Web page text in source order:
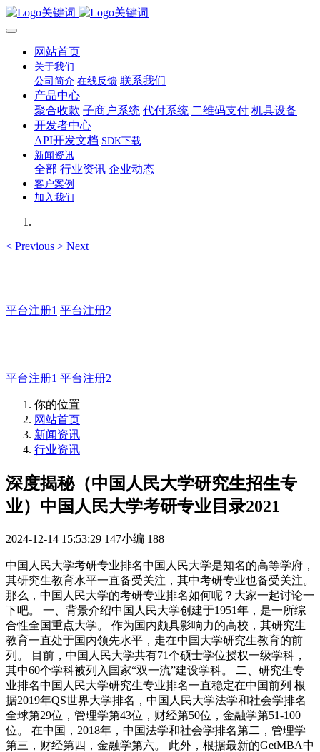
网站首页
关于我们
公司简介 在线反馈 联系我们
产品中心
聚合收款 子商户系统 代付系统 二维码支付 机具设备
开发者中心
API开发文档 SDK下载
新闻资讯
全部 行业资讯 企业动态
客户案例
加入我们
< Previous > Next
平台注册1 平台注册2
平台注册1 平台注册2
你的位置
网站首页
新闻资讯
行业资讯
深度揭秘（中国人民大学研究生招生专
业）中国人民大学考研专业目录2021
2024-12-14 15:53:29 147小编 188
中国人民大学考研专业排名中国人民大学是知名的高等学府，
其研究生教育水平一直备受关注，其中考研专业也备受关注。
那么，中国人民大学的考研专业排名如何呢？大家一起讨论一
下吧。 一、背景介绍中国人民大学创建于1951年，是一所综
合性全国重点大学。 作为国内颇具影响力的高校，其研究生
教育一直处于国内领先水平，走在中国大学研究生教育的前
列。 目前，中国人民大学共有71个硕士学位授权一级学科，
其中60个学科被列入国家“双一流”建设学科。 二、研究生专
业排名中国人民大学研究生专业排名一直稳定在中国前列 根
据2019年QS世界大学排名，中国人民大学法学和社会学排名
全球第29位，管理学第43位，财经第50位，金融学第51-100
位。 在中国，2018年，中国法学和社会学排名第二，管理学
第三，财经第四，金融学第六。 此外，根据最新的GetMBA中